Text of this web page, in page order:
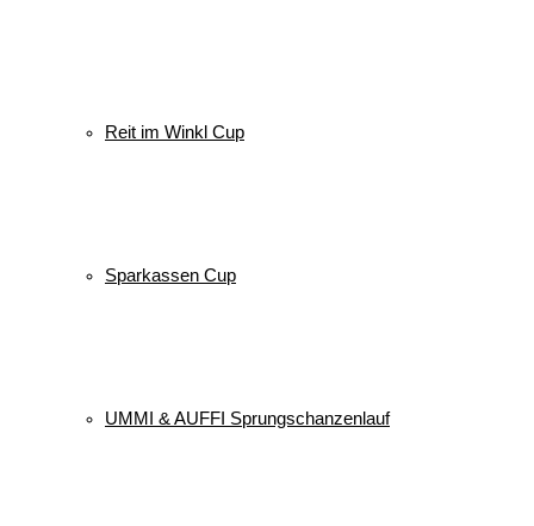
Reit im Winkl Cup
Sparkassen Cup
UMMI & AUFFI Sprungschanzenlauf